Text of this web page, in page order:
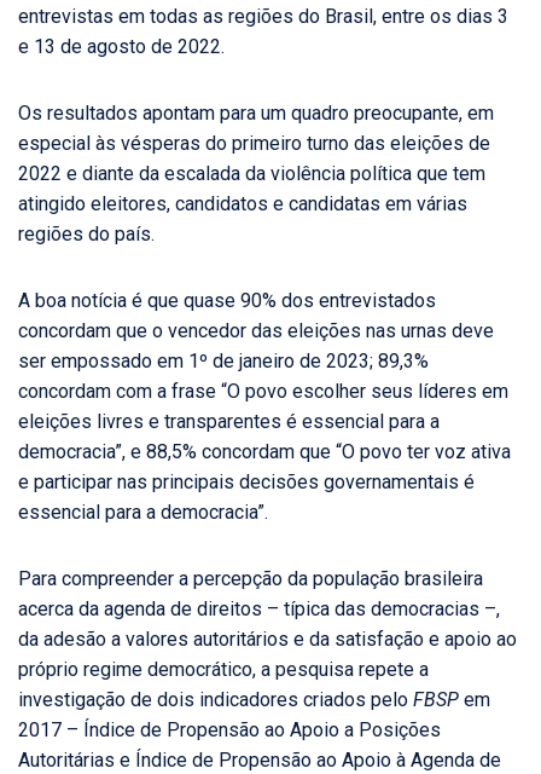
entrevistas em todas as regiões do Brasil, entre os dias 3
e 13 de agosto de 2022.
Os resultados apontam para um quadro preocupante, em
especial às vésperas do primeiro turno das eleições de
2022 e diante da escalada da violência política que tem
atingido eleitores, candidatos e candidatas em várias
regiões do país.
A boa notícia é que quase 90% dos entrevistados
concordam que o vencedor das eleições nas urnas deve
ser empossado em 1º de janeiro de 2023; 89,3%
concordam com a frase “O povo escolher seus líderes em
eleições livres e transparentes é essencial para a
democracia”, e 88,5% concordam que “O povo ter voz ativa
e participar nas principais decisões governamentais é
essencial para a democracia”.
Para compreender a percepção da população brasileira
acerca da agenda de direitos – típica das democracias –,
da adesão a valores autoritários e da satisfação e apoio ao
próprio regime democrático, a pesquisa repete a
investigação de dois indicadores criados pelo FBSP em
2017 – Índice de Propensão ao Apoio a Posições
Autoritárias e Índice de Propensão ao Apoio à Agenda de